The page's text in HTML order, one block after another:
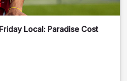
Local: Paradise Cost